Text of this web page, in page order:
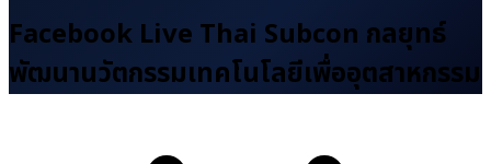
Facebook Live Thai Subcon กลยุทธ์
พัฒนานวัตกรรมเทคโนโลยีเพื่ออุตสาหกรรม